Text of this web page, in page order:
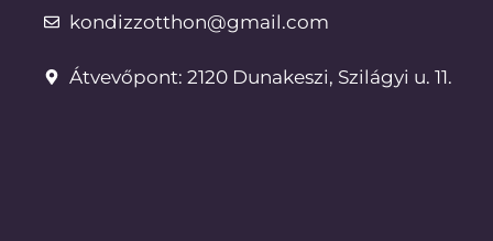
kondizzotthon@gmail.com
Átvevőpont: 2120 Dunakeszi, Szilágyi u. 11.